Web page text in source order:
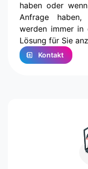
haben oder
Anfrage
werden immer in
Lösung für Sie
Kontakt